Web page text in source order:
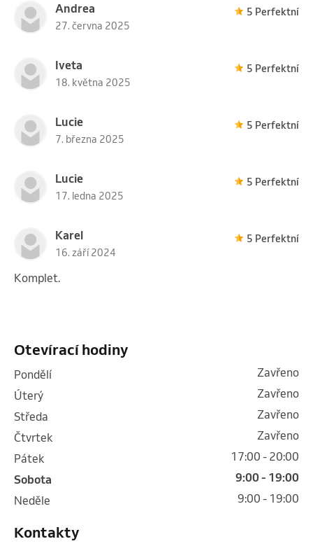
Andrea
27. června 2025
5 Perfektní
Iveta
18. května 2025
5 Perfektní
Lucie
7. března 2025
5 Perfektní
Lucie
17. ledna 2025
5 Perfektní
Karel
16. září 2024
5 Perfektní
Komplet.
Otevírací hodiny
pondělí
Zavřeno
úterý
Zavřeno
středa
Zavřeno
čtvrtek
Zavřeno
pátek
17:00 - 20:00
sobota
9:00 - 19:00
neděle
9:00 - 19:00
Kontakty